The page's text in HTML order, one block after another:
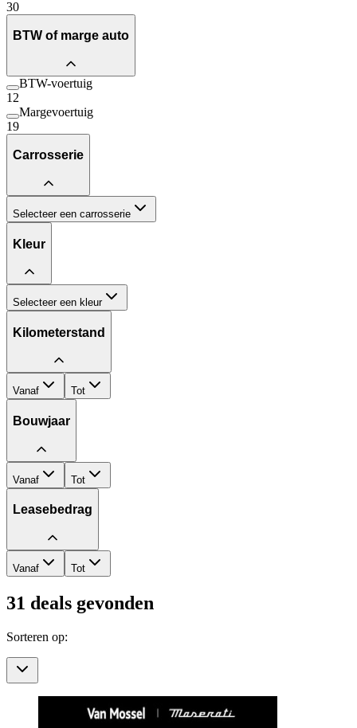
30
BTW of marge auto
BTW-voertuig
12
Margevoertuig
19
Carrosserie
Selecteer een carrosserie
Kleur
Selecteer een kleur
Kilometerstand
Vanaf Tot
Bouwjaar
Vanaf Tot
Leasebedrag
Vanaf Tot
31 deals gevonden
Sorteren op: